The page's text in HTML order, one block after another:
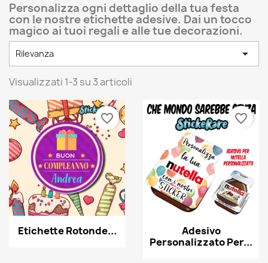
Personalizza ogni dettaglio della tua festa
con le nostre etichette adesive. Dai un tocco
magico ai tuoi regali e alle tue decorazioni.
Rilevanza 
Visualizzati 1-3 su 3 articoli
Etichette Rotonde...
favorite_border
Adesivo
Personalizzato Per...
favorite_border